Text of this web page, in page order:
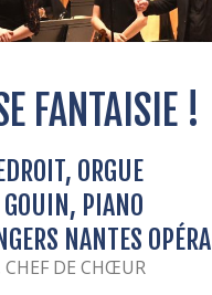
FANTAISIE !
ORGUE
GOUIN, PIANO
NANTES OPÉRA
CHEF DE CHŒUR